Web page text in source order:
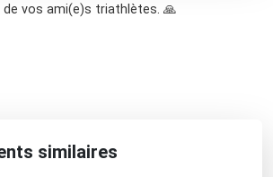
de vos ami(e)s triathlètes. 🙏
similaires